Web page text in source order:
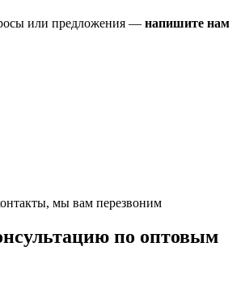
или предложения — напишите нам
мы вам перезвоним
по оптовым